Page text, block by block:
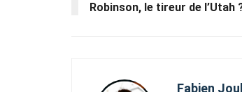
Robinson, le tireur de l’Utah
Fabien